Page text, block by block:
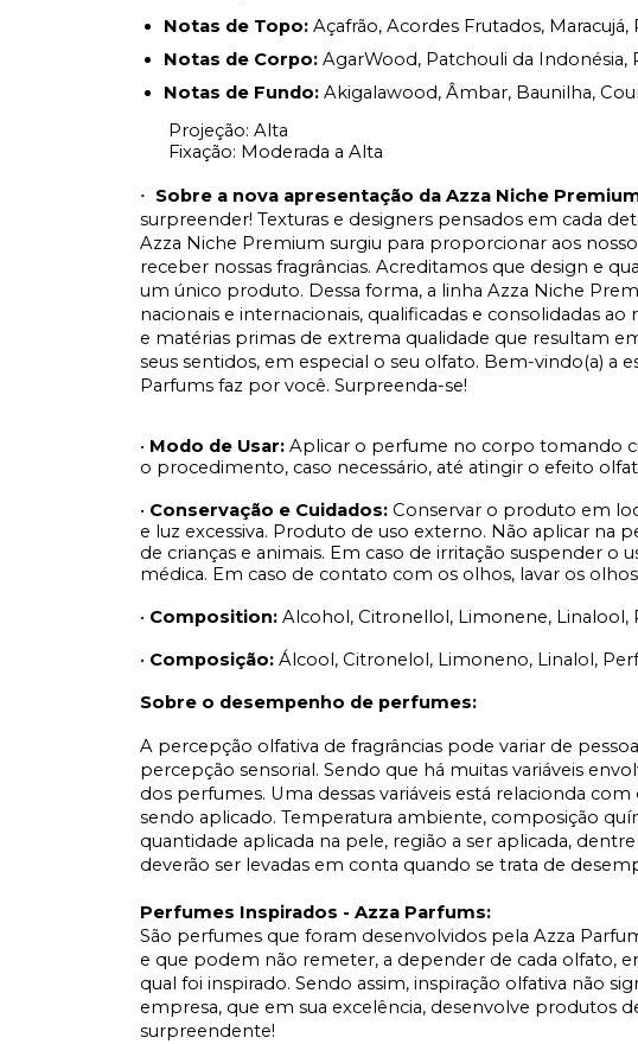
Notas de Topo: Açafrão, Acordes Frutados, Maracujá,
Notas de Corpo: AgarWood, Patchouli da Indonésia,
Notas de Fundo: Akigalawood, Âmbar, Baunilha,
Projeção: Alta
Fixação: Moderada a Alta
· Sobre a nova apresentação da Azza Niche
surpreender! Texturas e designers pensados em cada
Azza Niche Premium surgiu para proporcionar aos
receber nossas fragrâncias. Acreditamos que design e
um único produto. Dessa forma, a linha Azza Niche
nacionais e internacionais, qualificadas e consolidadas
e matérias primas de extrema qualidade que resultam
seus sentidos, em especial o seu olfato. Bem-vindo(a) a
Parfums faz por você. Surpreenda-se!
• Modo de Usar: Aplicar o perfume no corpo tomando
o procedimento, caso necessário, até atingir o efeito
• Conservação e Cuidados: Conservar o produto em
e luz excessiva. Produto de uso externo. Não aplicar na
de crianças e animais. Em caso de irritação suspender o
médica. Em caso de contato com os olhos, lavar os
• Composition: Alcohol, Citronellol, Limonene, Linalool,
• Composição: Álcool, Citronelol, Limoneno, Linalol,
Sobre o desempenho de perfumes:
A percepção olfativa de fragrâncias pode variar de
percepção sensorial. Sendo que há muitas variáveis
dos perfumes. Uma dessas variáveis está relacionda
sendo aplicado. Temperatura ambiente, composição
quantidade aplicada na pele, região a ser aplicada,
deverão ser levadas em conta quando se trata de
Perfumes Inspirados - Azza Parfums:
São perfumes que foram desenvolvidos pela Azza
e que podem não remeter, a depender de cada olfato,
qual foi inspirado. Sendo assim, inspiração olfativa não
empresa, que em sua excelência, desenvolve produtos
surpreendente!